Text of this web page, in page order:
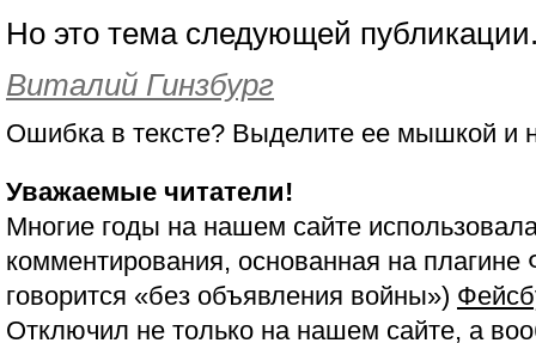
Но это тема следующей
Виталий Гинзбург
Ошибка в тексте? Выделите ее мышкой и
Уважаемые читатели!
Многие годы на нашем сайте
комментирования, основанная на
говорится «без объявления войны»)
Отключил не только на нашем сайте, а